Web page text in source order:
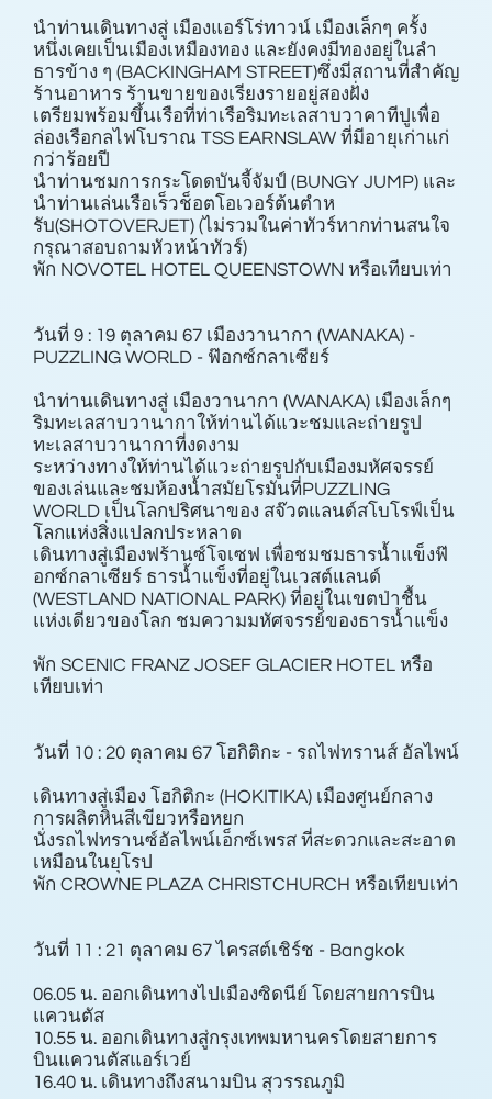
นําท่านเดินทางสู่ เมืองแอร์โร่ทาวน์ เมืองเล็กๆ ครั้ง
หนึ่งเคยเป็นเมืองเหมืองทอง และยังคงมีทองอยู่ในลํา
ธารข้าง ๆ (BACKINGHAM STREET)ซึ่งมีสถานที่สําคัญ
ร้านอาหาร ร้านขายของเรียงรายอยู่สองฝั่ง
เตรียมพร้อมขึ้นเรือที่ท่าเรือริมทะเลสาบวาคาทีปูเพื่อ
ล่องเรือกลไฟโบราณ TSS EARNSLAW ที่มีอายุเก่าแก่
กว่าร้อยปี
นําท่านชมการกระโดดบันจี้จัมป์ (BUNGY JUMP) และ
นําท่านเล่นเรือเร็วช็อตโอเวอร์ต้นตําห
รับ(SHOTOVERJET) (ไม่รวมในค่าทัวร์หากท่านสนใจ
กรุณาสอบถามหัวหน้าทัวร์)
พัก NOVOTEL HOTEL QUEENSTOWN หรือเทียบเท่า
วันที่ 9 : 19 ตุลาคม 67 เมืองวานากา (WANAKA) -
PUZZLING WORLD - ฟ๊อกซ์กลาเซียร์
นําท่านเดินทางสู่ เมืองวานากา (WANAKA) เมืองเล็กๆ
ริมทะเลสาบวานากาให้ท่านได้แวะชมและถ่ายรูป
ทะเลสาบวานากาที่งดงาม
ระหว่างทางให้ท่านได้แวะถ่ายรูปกับเมืองมหัศจรรย์
ของเล่นและชมห้องนํ้าสมัยโรมันที่PUZZLING
WORLD เป็นโลกปริศนาของ สจ๊วตแลนด์สโบโรฟ์เป็น
โลกแห่งสิ่งแปลกประหลาด
เดินทางสู่เมืองฟร้านซ์โจเซฟ เพื่อชมชมธารนํ้าแข็งฟ๊
อกซ์กลาเซียร์ ธารนํ้าแข็งที่อยู่ในเวสต์แลนด์
(WESTLAND NATIONAL PARK) ที่อยู่ในเขตป่าชื้น
แห่งเดียวของโลก ชมความมหัศจรรย์ของธารนํ้าแข็ง
พัก SCENIC FRANZ JOSEF GLACIER HOTEL หรือ
เทียบเท่า
วันที่ 10 : 20 ตุลาคม 67 โฮกิติกะ - รถไฟทรานส์ อัลไพน์
เดินทางสู่เมือง โฮกิติกะ (HOKITIKA) เมืองศูนย์กลาง
การผลิตหินสีเขียวหรือหยก
นั่งรถไฟทรานซ์อัลไพน์เอ็กซ์เพรส ที่สะดวกและสะอาด
เหมือนในยุโรป
พัก CROWNE PLAZA CHRISTCHURCH หรือเทียบเท่า
วันที่ 11 : 21 ตุลาคม 67 ไครสต์เชิร์ช - Bangkok
06.05 น. ออกเดินทางไปเมืองซิดนีย์ โดยสายการบิน
แควนตัส
10.55 น. ออกเดินทางสู่กรุงเทพมหานครโดยสายการ
บินแควนตัสแอร์เวย์
16.40 น. เดินทางถึงสนามบิน สุวรรณภูมิ